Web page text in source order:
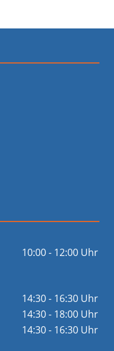
10:00 - 12:00 Uhr
14:30 - 16:30 Uhr
14:30 - 18:00 Uhr
14:30 - 16:30 Uhr